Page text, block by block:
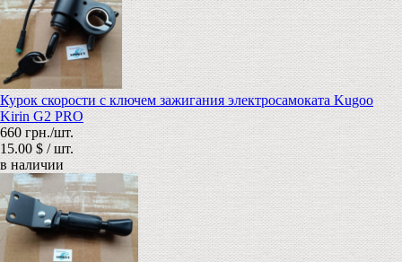
Курок скорости с ключем зажигания электросамоката Kugoo
Kirin G2 PRO
660 грн./шт.
15.00 $ / шт.
в наличии